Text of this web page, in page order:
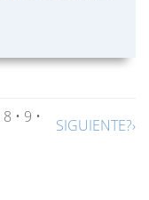
8 • 9 •
SIGUIENTE?›